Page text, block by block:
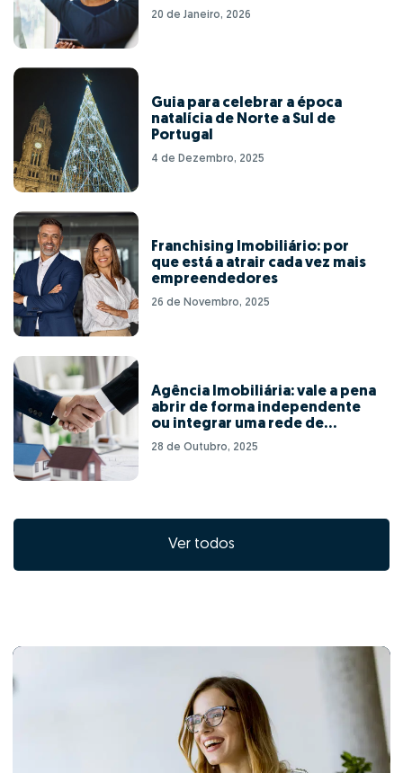
20 de Janeiro, 2026
Guia para celebrar a época
natalícia de Norte a Sul de
Portugal
4 de Dezembro, 2025
Franchising Imobiliário: por
que está a atrair cada vez mais
empreendedores
26 de Novembro, 2025
Agência Imobiliária: vale a pena
abrir de forma independente
ou integrar uma rede de
franchising?
28 de Outubro, 2025
Ver todos